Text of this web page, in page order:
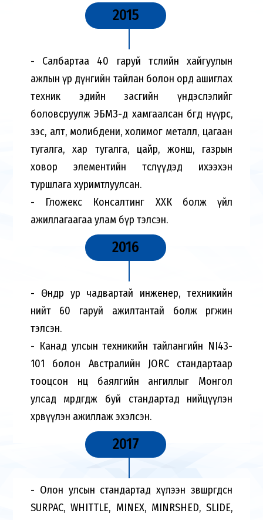
2015
- Салбартаа 40 гаруй төслийн хайгуулын
ажлын үр дүнгийн тайлан болон орд ашиглах
техник эдийн засгийн үндэслэлийг
боловсруулж ЭБМЗ-д хамгаалсан бөгөөд нүүрс,
зэс, алт, молибдени, холимог металл, цагаан
тугалга, хар тугалга, цайр, жонш, газрын
ховор элементийн төслүүдэд ихээхэн
туршлага хуримтлуулсан.
- Гложекс Консалтинг ХХК болж үйл
ажиллагаагаа улам бүр тэлсэн.
2016
- Өндөр ур чадвартай инженер, техникийн
нийт 60 гаруй ажилтантай болж өргөжин
тэлсэн.
- Канад улсын техникийн тайлангийн NI43-
101 болон Австралийн JORC стандартаар
тооцсон нөөц баялгийн ангиллыг Монгол
улсад мөрдөгдөж буй стандартад нийцүүлэн
хөрвүүлэн ажиллаж эхэлсэн.
2017
- Олон улсын стандартад хүлээн зөвшөөрөгдсөн
SURPAC, WHITTLE, MINEX, MINRSHED, SLIDE,